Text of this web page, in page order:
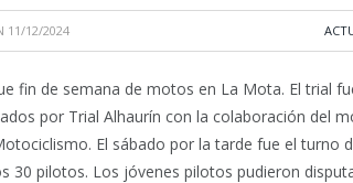
11/12/2024
fin de semana de motos en La Mota. El trial
por Trial Alhaurín con la colaboración del
El sábado por la tarde fue el turno
30 pilotos. Los jóvenes pilotos pudieron